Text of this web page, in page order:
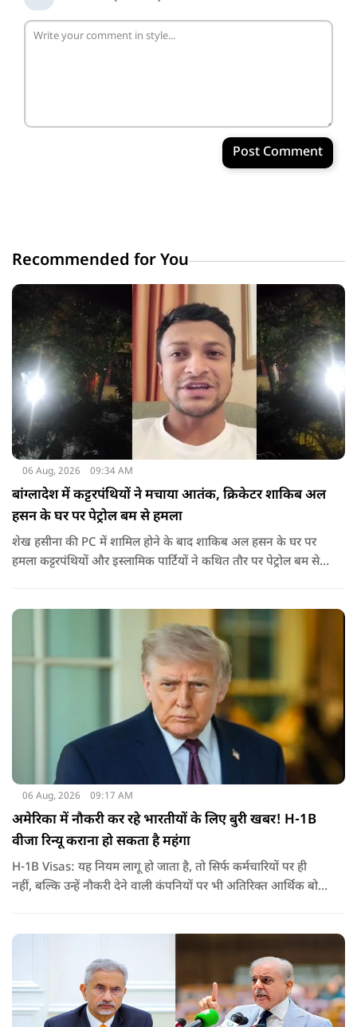
Post Comment
Recommended for You
06 Aug, 2026 09:34 AM
बांग्लादेश में कट्टरपंथियों ने मचाया आतंक, क्रिकेटर शाकिब अल
हसन के घर पर पेट्रोल बम से हमला
शेख हसीना की PC में शामिल होने के बाद शाकिब अल हसन के घर पर
हमला कट्टरपंथियों और इस्लामिक पार्टियों ने कथित तौर पर पेट्रोल बम से
जरिए संबोधन दिया था.
06 Aug, 2026 09:17 AM
अमेरिका में नौकरी कर रहे भारतीयों के लिए बुरी खबर! H-1B
वीजा रिन्यू कराना हो सकता है महंगा
H-1B Visas: यह नियम लागू हो जाता है, तो सिर्फ कर्मचारियों पर ही
नहीं, बल्कि उन्हें नौकरी देने वाली कंपनियों पर भी अतिरिक्त आर्थिक बोझ
वीजा का समय-समय पर नवीनीकरण कराते हैं.